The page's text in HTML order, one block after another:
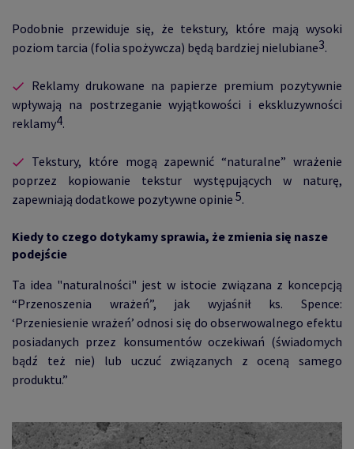
Podobnie przewiduje się, że tekstury, które mają wysoki
poziom tarcia (folia spożywcza) będą bardziej nielubiane3.
Reklamy drukowane na papierze premium pozytywnie
wpływają na postrzeganie wyjątkowości i ekskluzywności
reklamy4.
Tekstury, które mogą zapewnić “naturalne” wrażenie
poprzez kopiowanie tekstur występujących w naturę,
zapewniają dodatkowe pozytywne opinie 5.
Kiedy to czego dotykamy sprawia, że zmienia się nasze
podejście
Ta idea "naturalności" jest w istocie związana z koncepcją
“Przenoszenia wrażeń”, jak wyjaśnił ks. Spence:
‘Przeniesienie wrażeń’ odnosi się do obserwowalnego efektu
posiadanych przez konsumentów oczekiwań (świadomych
bądź też nie) lub uczuć związanych z oceną samego
produktu.”